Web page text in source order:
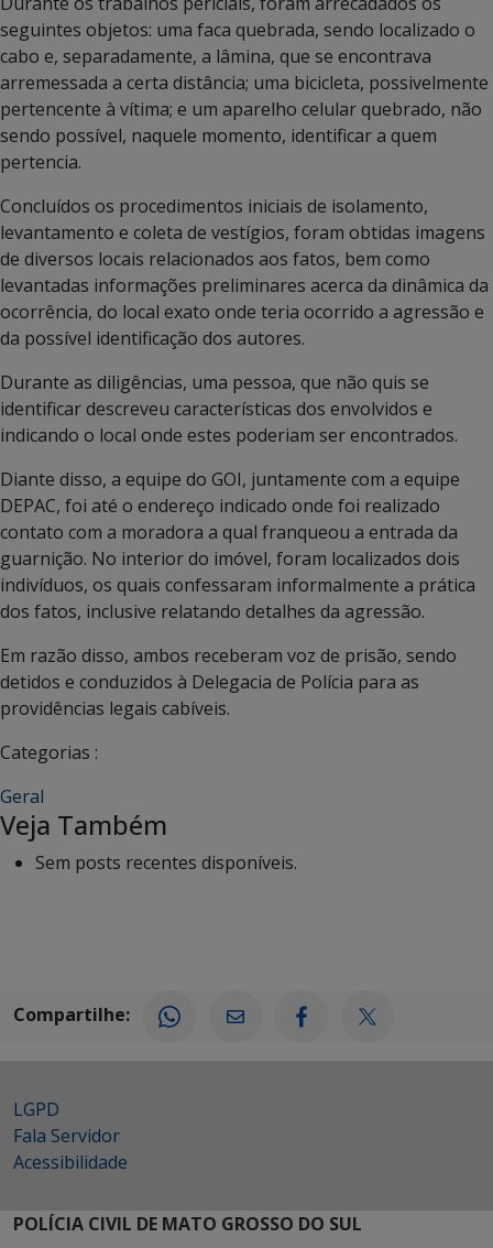
seguintes objetos: uma faca quebrada, sendo localizado o
cabo e, separadamente, a lâmina, que se encontrava
arremessada a certa distância; uma bicicleta, possivelmente
pertencente à vítima; e um aparelho celular quebrado, não
sendo possível, naquele momento, identificar a quem
pertencia.
Concluídos os procedimentos iniciais de isolamento,
levantamento e coleta de vestígios, foram obtidas imagens
de diversos locais relacionados aos fatos, bem como
levantadas informações preliminares acerca da dinâmica da
ocorrência, do local exato onde teria ocorrido a agressão e
da possível identificação dos autores.
Durante as diligências, uma pessoa, que não quis se
identificar descreveu características dos envolvidos e
indicando o local onde estes poderiam ser encontrados.
Diante disso, a equipe do GOI, juntamente com a equipe
DEPAC, foi até o endereço indicado onde foi realizado
contato com a moradora a qual franqueou a entrada da
guarnição. No interior do imóvel, foram localizados dois
indivíduos, os quais confessaram informalmente a prática
dos fatos, inclusive relatando detalhes da agressão.
Em razão disso, ambos receberam voz de prisão, sendo
detidos e conduzidos à Delegacia de Polícia para as
providências legais cabíveis.
Categorias :
Geral
Veja Também
Sem posts recentes disponíveis.
Compartilhe:
LGPD
Fala Servidor
Acessibilidade
POLÍCIA CIVIL DE MATO GROSSO DO SUL